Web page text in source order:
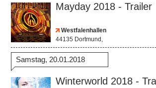
Mayday 2018 - Trailer
Westfalenhallen
44135 Dortmund,
Samstag, 20.01.2018
Winterworld 2018 -